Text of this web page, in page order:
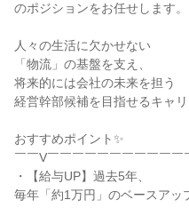
のポジションをお任せします。
人々の生活に欠かせない
「物流」の基盤を支え、
将来的には会社の未来を担う
経営幹部候補を目指せるキャリ
おすすめポイント✨
￣￣V￣￣￣￣￣￣￣￣￣￣￣
・【給与UP】過去5年、
毎年「約1万円」のベースアッ